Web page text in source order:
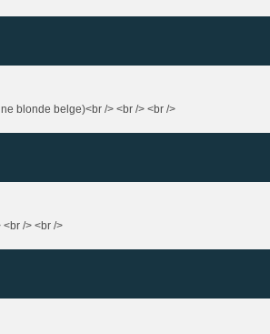
blonde belge)<br /> <br /> <br />
/> <br />